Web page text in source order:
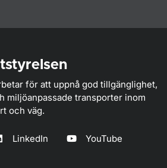
för att uppnå god tillgänglighet,
miljöanpassade transporter inom
och väg.
LinkedIn YouTube